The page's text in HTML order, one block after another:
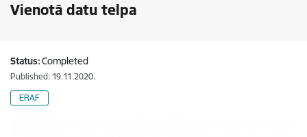
Vienotā datu telpa
Status:Completed
Published: 19.11.2020.
ERAF